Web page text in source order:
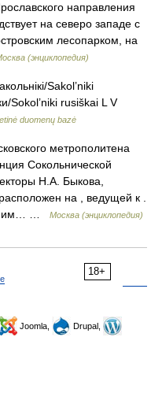
направления
на северо западе с
лесопарком, на
(энциклопедия)
Sakol’niki
Sokol’niki rusiškai L V
duomenų bazė
метрополитена
Сокольнической
Н.А. Быкова,
на , ведущей к .
…
Москва (энциклопедия)
18+
Joomla,
Drupal,